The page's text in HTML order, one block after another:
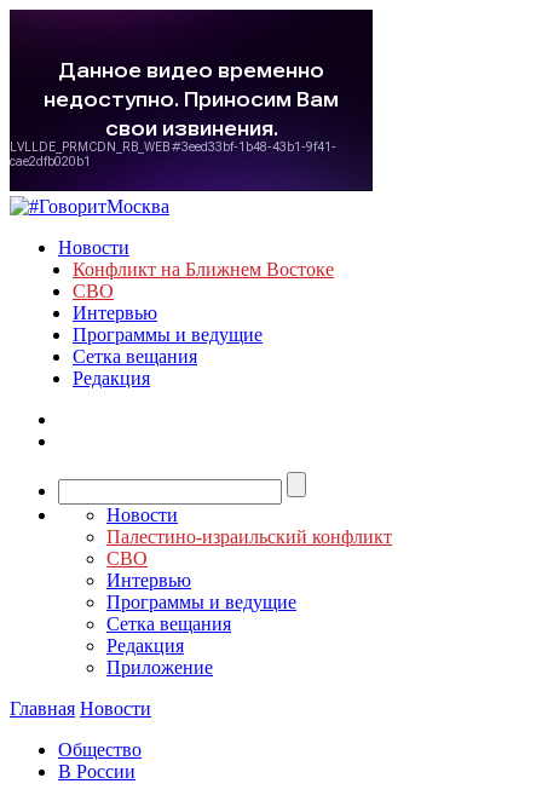
Новости
Конфликт на Ближнем Востоке
СВО
Интервью
Программы и ведущие
Сетка вещания
Редакция
Новости
Палестино-израильский конфликт
СВО
Интервью
Программы и ведущие
Сетка вещания
Редакция
Приложение
Главная Новости
Общество
В России